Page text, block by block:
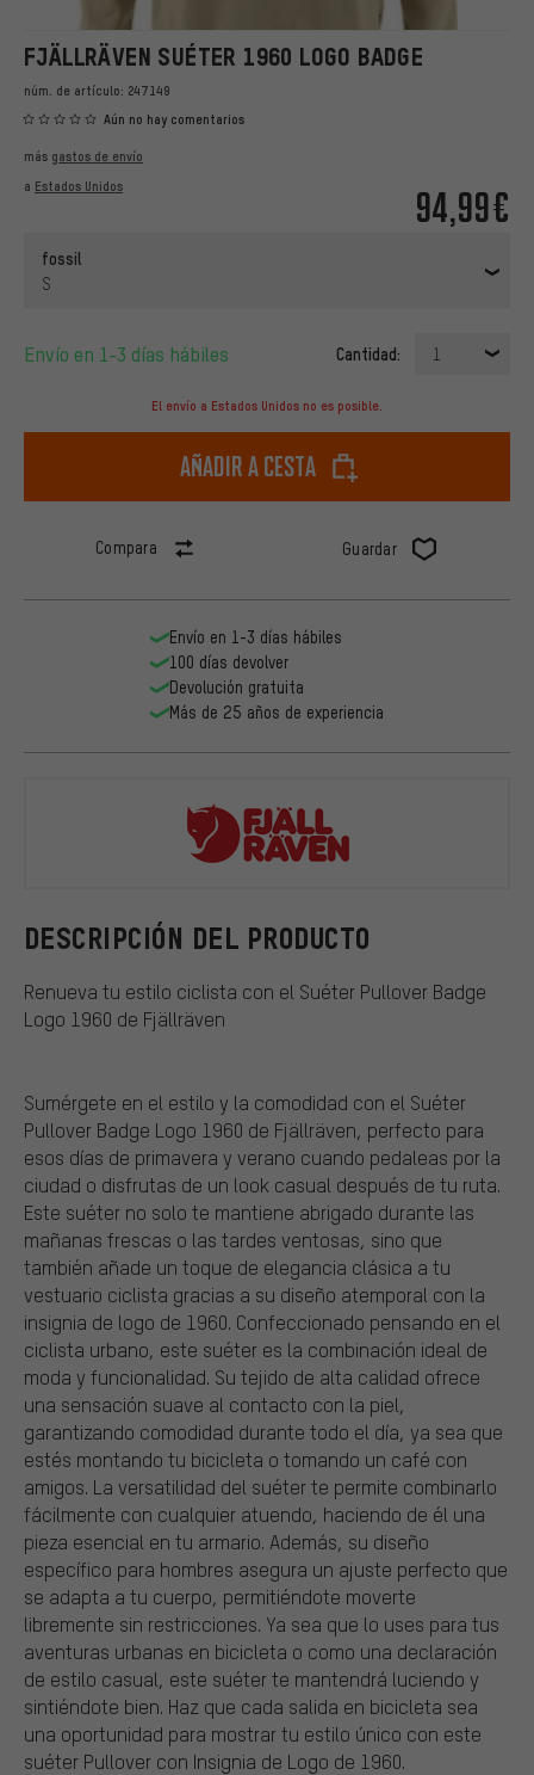
FJÄLLRÄVEN SUÉTER 1960 LOGO BADGE
núm. de artículo: 247149
Aún no hay comentarios
94,99€
más gastos de envío
a Estados Unidos
fossil
S
Envío en 1-3 días hábiles Cantidad: 1
El envío a Estados Unidos no es posible.
Añadir a cesta
Compara Guardar
DESCRIPCIÓN DEL PRODUCTO
Renueva tu estilo ciclista con el Suéter Pullover Badge
Logo 1960 de Fjällräven
Sumérgete en el estilo y la comodidad con el Suéter
Pullover Badge Logo 1960 de Fjällräven, perfecto para
esos días de primavera y verano cuando pedaleas por la
ciudad o disfrutas de un look casual después de tu ruta.
Este suéter no solo te mantiene abrigado durante las
mañanas frescas o las tardes ventosas, sino que
también añade un toque de elegancia clásica a tu
vestuario ciclista gracias a su diseño atemporal con la
insignia de logo de 1960. Confeccionado pensando en el
ciclista urbano, este suéter es la combinación ideal de
moda y funcionalidad. Su tejido de alta calidad ofrece
una sensación suave al contacto con la piel,
garantizando comodidad durante todo el día, ya sea que
estés montando tu bicicleta o tomando un café con
amigos. La versatilidad del suéter te permite combinarlo
fácilmente con cualquier atuendo, haciendo de él una
pieza esencial en tu armario. Además, su diseño
específico para hombres asegura un ajuste perfecto que
se adapta a tu cuerpo, permitiéndote moverte
libremente sin restricciones. Ya sea que lo uses para tus
aventuras urbanas en bicicleta o como una declaración
de estilo casual, este suéter te mantendrá luciendo y
sintiéndote bien. Haz que cada salida en bicicleta sea
una oportunidad para mostrar tu estilo único con este
suéter Pullover con Insignia de Logo de 1960.
Envío en 1-3 días hábiles
100 días devolver
Devolución gratuita
Más de 25 años de experiencia